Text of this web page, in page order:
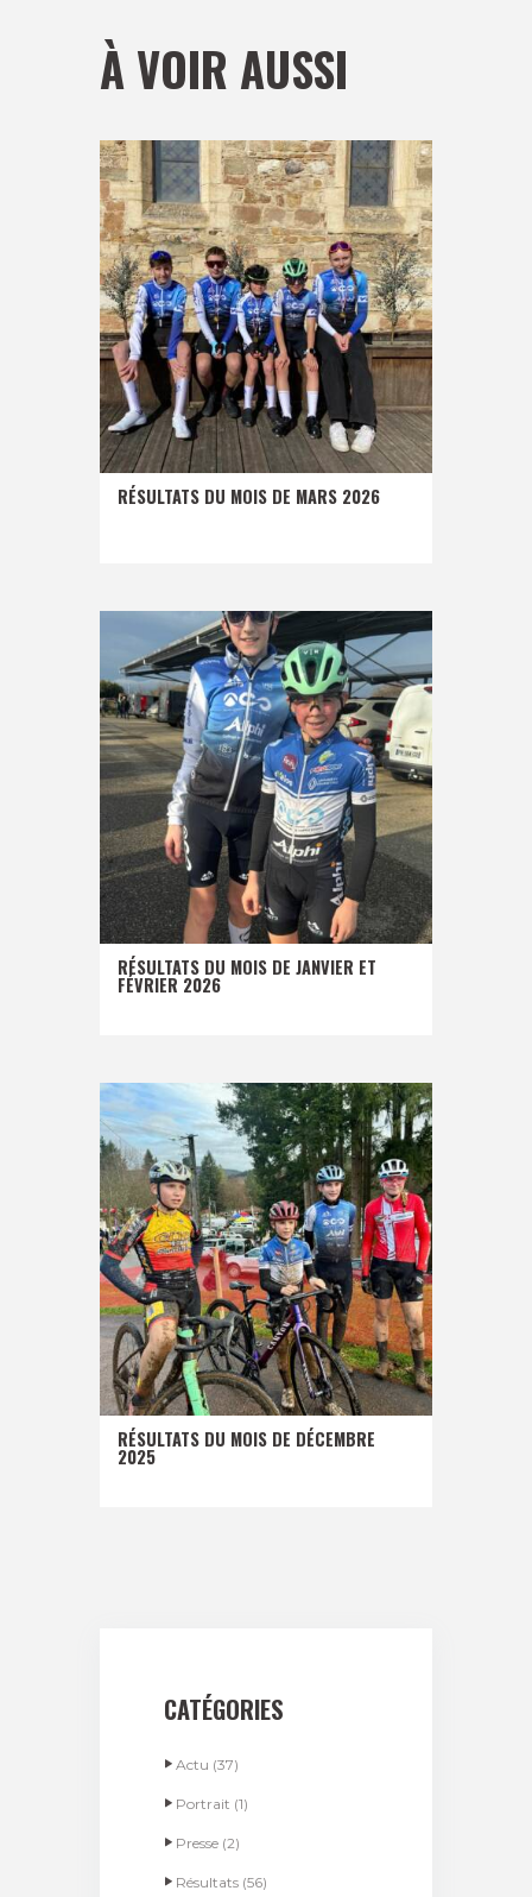
À VOIR AUSSI
RÉSULTATS DU MOIS DE MARS 2026
RÉSULTATS DU MOIS DE JANVIER ET
FÉVRIER 2026
RÉSULTATS DU MOIS DE DÉCEMBRE
2025
CATÉGORIES
Actu (37)
Portrait (1)
Presse(2)
Résultats(56)